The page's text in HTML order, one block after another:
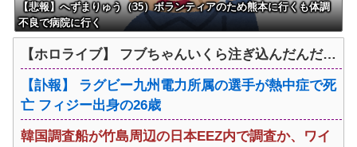
【悲報】へずまりゅう（35）ボランティアのため熊本に行くも体調
不良で病院に行く
【ホロライブ】 フブちゃんいくら注ぎ込んだんだ…
【訃報】 ラグビー九州電力所属の選手が熱中症で死
亡 フィジー出身の26歳
韓国調査船が竹島周辺の日本EEZ内で調査か、ワイ